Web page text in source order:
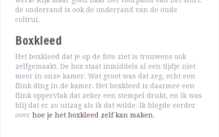
de onderrand is ook de onderrand van de oude
coltrui.
Boxkleed
Het boxkleed dat je op de foto ziet is trouwens ook
zelfgemaakt. De box staat inmiddels al een tijdje niet
meer in onze kamer. Wat groot was dat zeg, echt een
flink ding in de kamer. Het boxkleed is daarmee een
flink oppervlak dat zeker een stempel drukt, en ik was
blij dat er zo uitzag als ik dat wilde. Ik blogde eerder
over hoe je het boxkleed zelf kan maken.